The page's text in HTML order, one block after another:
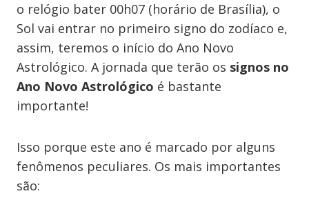
o relógio bater 00h07 (horário de Brasília), o
Sol vai entrar no primeiro signo do zodíaco e,
assim, teremos o início do Ano Novo
Astrológico. A jornada que terão os signos no
Ano Novo Astrológico é bastante
importante!
Isso porque este ano é marcado por alguns
fenômenos peculiares. Os mais importantes
são: